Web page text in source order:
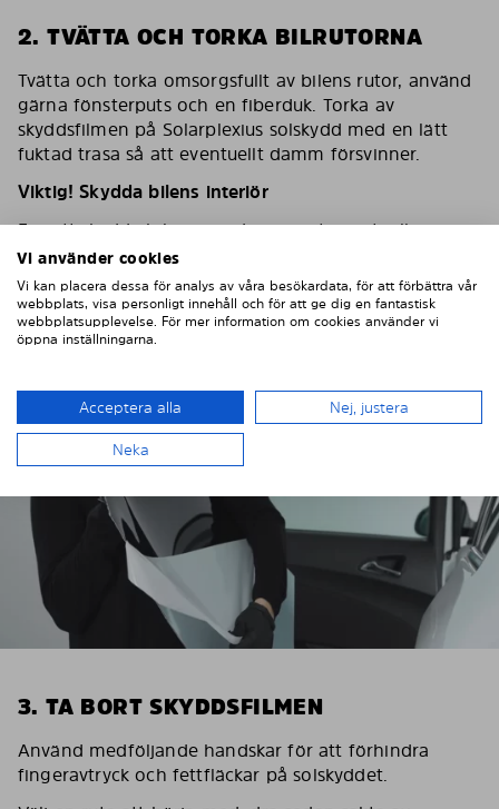
2. TVÄTTA OCH TORKA BILRUTORNA
Tvätta och torka omsorgsfullt av bilens rutor, använd
gärna fönsterputs och en fiberduk. Torka av
skyddsfilmen på Solarplexius solskydd med en lätt
fuktad trasa så att eventuellt damm försvinner.
Viktig! Skydda bilens interiör
För att skydda bilens inredning mot eventuella
skador/repor vid montering ska du sätta en
maskeringstejp på inredningen som skydd.
3. TA BORT SKYDDSFILMEN
Använd medföljande handskar för att förhindra
fingeravtryck och fettfläckar på solskyddet.
Vi använder cookies
Vi kan placera dessa för analys av våra besökardata, för att förbättra vår
webbplats, visa personligt innehåll och för att ge dig en fantastisk
webbplatsupplevelse. För mer information om cookies använder vi
öppna inställningarna.
Acceptera alla Nej, justera
Neka